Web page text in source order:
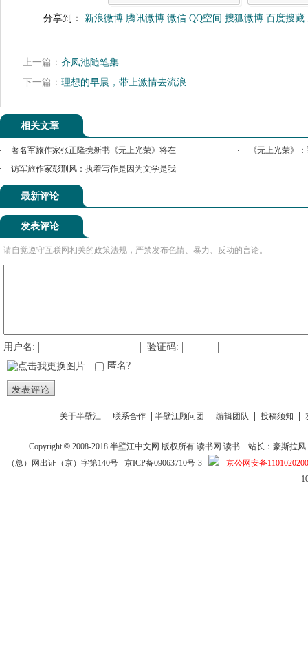
分享到： 新浪微博 腾讯微博 微信 QQ空间 搜狐微博 百度搜藏
上一篇： 齐凤池随笔集
下一篇： 理想的早晨，带上激情去流浪
相关文章
著名军旅作家张正隆携新书《无上光荣》将在
《无上光荣》
访军旅作家彭荆风：执着写作是因为文学是我
最新评论
发表评论
请自觉遵守互联网相关的政策法规，严禁发布色情、暴力、反动的言论。
用户名:
验证码:
匿名?
发表评论
关于半壁江 联系合作 半壁江顾问团 编辑团队 投稿须知
Copyright © 2008-2018半壁江中文网 版权所有读书网 读书
站长：豪斯拉风
（总）网出证（京）字第140号 京ICP备09063710号-3
京公网安备